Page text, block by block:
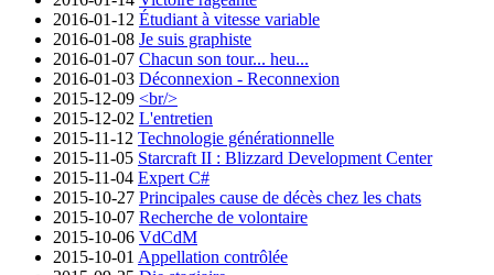
2016-01-12 Étudiant à vitesse variable
2016-01-08 Je suis graphiste
2016-01-07 Chacun son tour... heu...
2016-01-03 Déconnexion - Reconnexion
2015-12-09 <br/>
2015-12-02 L'entretien
2015-11-12 Technologie générationnelle
2015-11-05 Starcraft II : Blizzard Development Center
2015-11-04 Expert C#
2015-10-27 Principales cause de décès chez les chats
2015-10-07 Recherche de volontaire
2015-10-06 VdCdM
2015-10-01 Appellation contrôlée